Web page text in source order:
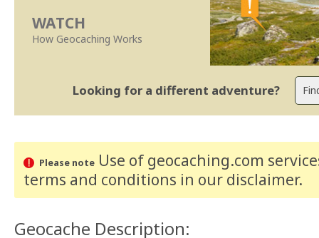
WATCH
How Geocaching Works
Looking for a different adventure?
Please noteUse of geocaching.com
terms and conditions in our disclaimer.
Geocache Description: